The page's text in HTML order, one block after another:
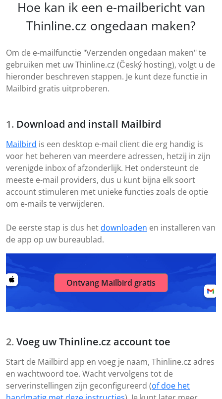
Hoe kan ik een e-mailbericht van
Thinline.cz ongedaan maken?
Om de e-mailfunctie "Verzenden ongedaan maken" te
gebruiken met uw Thinline.cz (Český hosting), volgt u de
hieronder beschreven stappen. Je kunt deze functie in
Mailbird gratis uitproberen.
Download and install Mailbird
Mailbird is een desktop e-mail client die erg handig is
voor het beheren van meerdere adressen, hetzij in zijn
verenigde inbox of afzonderlijk. Het ondersteunt de
meeste e-mail providers, dus u kunt bijna elk soort
account stimuleren met unieke functies zoals de optie
om e-mails te verwijderen.
De eerste stap is dus het downloaden en installeren van
de app op uw bureaublad.
Ontvang Mailbird gratis
Voeg uw Thinline.cz account toe
Start de Mailbird app en voeg je naam, Thinline.cz adres
en wachtwoord toe. Wacht vervolgens tot de
serverinstellingen zijn geconfigureerd (of doe het